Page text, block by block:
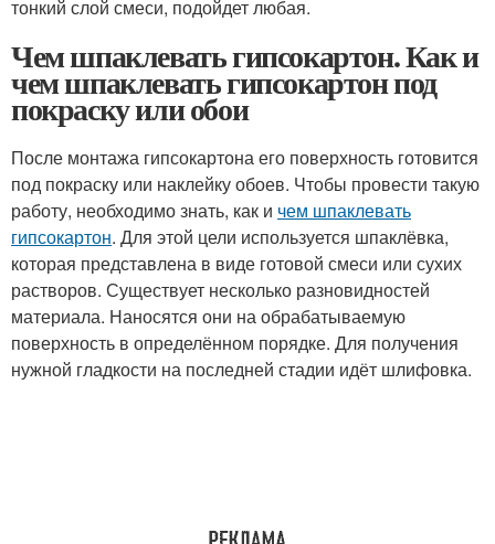
тонкий слой смеси, подойдет любая.
Чем шпаклевать гипсокартон. Как и
чем шпаклевать гипсокартон под
покраску или обои
После монтажа гипсокартона его поверхность готовится
под покраску или наклейку обоев. Чтобы провести такую
работу, необходимо знать, как и чем шпаклевать
гипсокартон. Для этой цели используется шпаклёвка,
которая представлена в виде готовой смеси или сухих
растворов. Существует несколько разновидностей
материала. Наносятся они на обрабатываемую
поверхность в определённом порядке. Для получения
нужной гладкости на последней стадии идёт шлифовка.